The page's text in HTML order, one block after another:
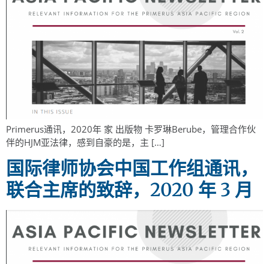
Primerus通讯，2020年 家 出版物 卡罗琳Berube，管理合作伙
伴的HJM亚法律，感到自豪的是，主 […]
国际律师协会中国工作组通讯，
联合主席的致辞，2020 年 3 月